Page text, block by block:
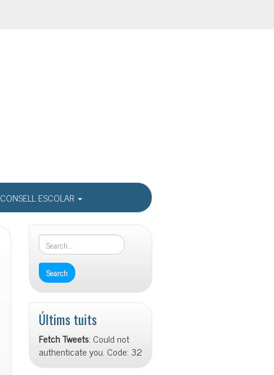
CONSELL ESCOLAR
Últims tuits
Fetch Tweets: Could not
authenticate you. Code: 32